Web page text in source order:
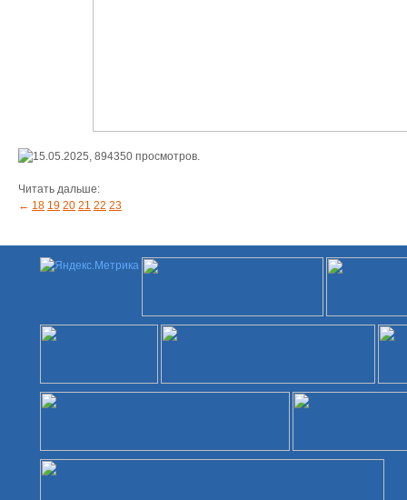
15.05.2025, 894350 просмотров.
Читать дальше:
← 18 19 20 21 22 23